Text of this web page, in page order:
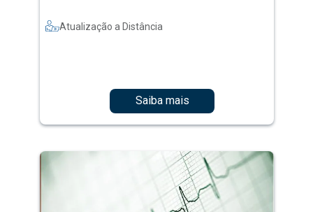
Atualização a Distância
Saiba mais